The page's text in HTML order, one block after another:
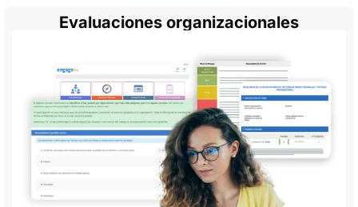
Evaluaciones organizacionales